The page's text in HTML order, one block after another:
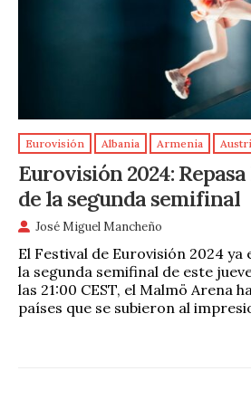
Eurovisión Albania Armenia
Eurovisión 2024:
de la segunda semifinal
José Miguel Mancheño
El Festival de Eurovisión 2024 ya
la segunda semifinal de este
las 21:00 CEST, el Malmö Arena
países que se subieron al